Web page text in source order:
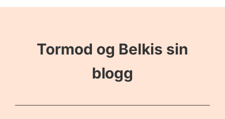
Tormod og Belkis sin
blogg